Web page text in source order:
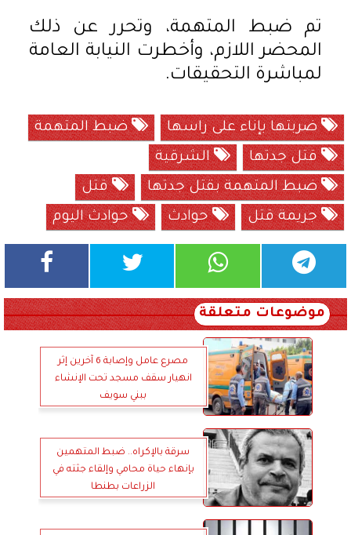
تم ضبط المتهمة، وتحرر عن ذلك
المحضر اللازم، وأخطرت النيابة العامة
لمباشرة التحقيقات.
ضربتها بإناء على راسها
ضبط المتهمة
قتل جدتها
الشرقية
ضبط المتهمة بقتل جدتها
قتل
جريمة قتل
حوادث حوادث اليوم
موضوعات متعلقة
مصرع عامل وإصابة 6 آخرين إثر
انهيار سقف مسجد تحت الإنشاء
ببني سويف
سرقة بالإكراه.. ضبط المتهمين
بإنهاء حياة محامي وإلقاء جثته في
الزراعات بطنطا